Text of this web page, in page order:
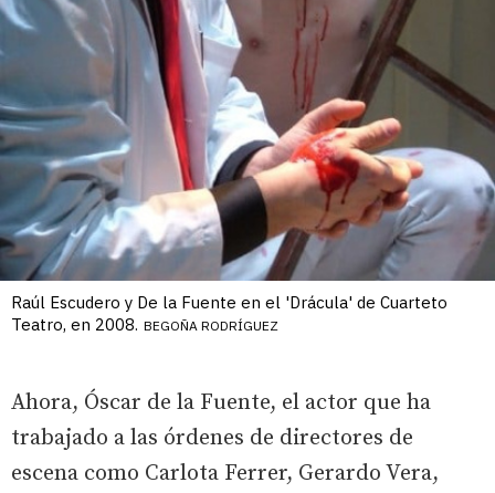
Raúl Escudero y De la Fuente en el 'Drácula' de Cuarteto
Teatro, en 2008. BEGOÑA RODRÍGUEZ
Ahora, Óscar de la Fuente, el actor que ha
trabajado a las órdenes de directores de
escena como Carlota Ferrer, Gerardo Vera,